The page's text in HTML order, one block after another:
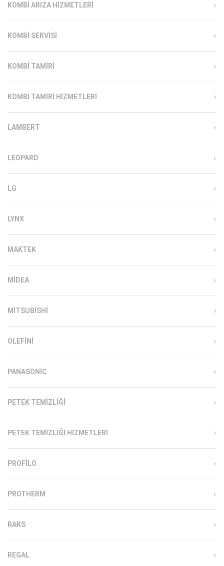
KOMBI ARIZA HIZMETLERI
KOMBI SERVISI
KOMBI TAMIRI
KOMBI TAMIRI HIZMETLERI
LAMBERT
LEOPARD
LG
LYNX
MAKTEK
MIDEA
MITSUBISHI
OLEFINI
PANASONIC
PETEK TEMIZLIĞI
PETEK TEMIZLIĞI HIZMETLERI
PROFILO
PROTHERM
RAKS
REGAL